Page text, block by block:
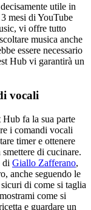
utile in
mesi di YouTube
vi offre tutto
musica anche
essere necessario
Hub vi garantirà un
vocali
fa la sua parte
i comandi vocali
timer e ottenere
di cucinare.
di Giallo Zafferano,
anche seguendo le
di come si taglia
come si
e guardare un